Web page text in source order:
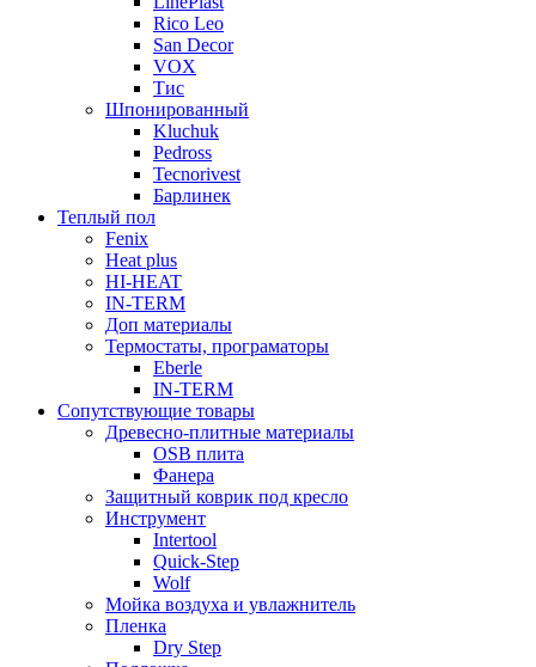
Rico Leo
San Decor
VOX
Тис
Шпонированный
Kluchuk
Pedross
Tecnorivest
Барлинек
Теплый пол
Fenix
Heat plus
HI-HEAT
IN-TERM
Доп материалы
Термостаты, програматоры
Eberle
IN-TERM
Сопутствующие товары
Древесно-плитные материалы
OSB плита
Фанера
Защитный коврик под кресло
Инструмент
Intertool
Quick-Step
Wolf
Мойка воздуха и увлажнитель
Пленка
Dry Step